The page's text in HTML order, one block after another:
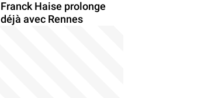
Franck Haise prolonge
déjà avec Rennes